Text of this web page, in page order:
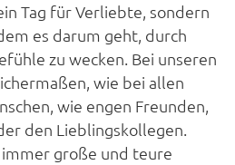
Tag für Verliebte, sondern
es darum geht, durch
zu wecken. Bei unseren
wie bei allen
wie engen Freunden,
den Lieblingskollegen.
große und teure